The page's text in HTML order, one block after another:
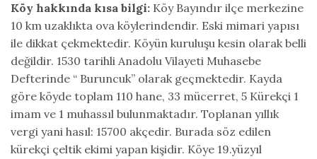
Köy hakkında kısa bilgi: Köy Bayındır ilçe merkezine
10 km uzaklıkta ova köylerindendir. Eski mimari yapısı
ile dikkat çekmektedir. Köyün kuruluşu kesin olarak belli
değildir. 1530 tarihli Anadolu Vilayeti Muhasebe
Defterinde “ Buruncuk” olarak geçmektedir. Kayda
göre köyde toplam 110 hane, 33 mücerret, 5 Kürekçi 1
imam ve 1 muhassıl bulunmaktadır. Toplanan yıllık
vergi yani hasıl: 15700 akçedir. Burada söz edilen
kürekçi çeltik ekimi yapan kişidir. Köye 19.yüzyıl